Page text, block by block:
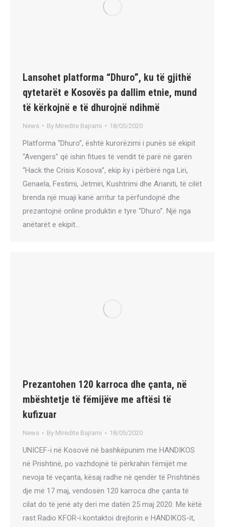
Lansohet platforma “Dhuro”, ku të gjithë
qytetarët e Kosovës pa dallim etnie, mund
të kërkojnë e të dhurojnë ndihmë
News By Miredite Bajrami 18/05/2020
Platforma “Dhuro”, është kurorëzimi i punës së ekipit
“Avengers” që ishin fitues të vendit të parë në garën
“Hack the Crisis Kosova”, ekip ky i përbërë nga Liri,
Genaela, Festimi, Jetmiri, Kushtrimi dhe Arianiti, të cilët
brenda një muaji kanë arritur ta përfundojnë dhe
prezantojnë online produktin e tyre “Dhuro”. Një nga
anëtarët e ekipit…
Prezantohen 120 karroca dhe çanta, në
mbështetje të fëmijëve me aftësi të
kufizuar
News By Miredite Bajrami 18/05/2020
UNICEF-i në Kosovë në bashkëpunim me HANDIKOS
në Prishtinë, po vazhdojnë të përkrahin fëmijët me
nevoja të veçanta, kësaj radhe në qendër të Prishtinës
dje më 17 maj, vendosën 120 karroca dhe çanta të
cilat do të jenë aty deri me datën 25 maj 2020. Me këtë
rast Radio KFOR-i kontaktoi drejtorin e HANDIKOS-it,